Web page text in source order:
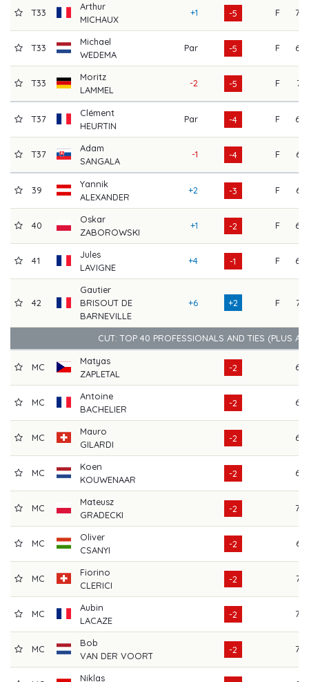
T33
Arthur
MICHAUX
+1 -5 F 70
T33
Michael
WEDEMA
Par -5 F 68
T33
Moritz
LAMMEL
-2 -5 F 71
T37
Clément
HEURTIN
Par -4 F 68
T37
Adam
SANGALA
-1 -4 F 66
39
Yannik
ALEXANDER
+2 -3 F 67
40
Oskar
ZABOROWSKI
+1 -2 F 69
41
Jules
LAVIGNE
+4 -1 F 69
42
Gautier
BRISOUT DE
BARNEVILLE
+6 +2 F 73
CUT: TOP 40 PROFESSIONALS AND TIES (PLUS
MC
Matyas
ZAPLETAL
-2 69
MC
Antoine
BACHELIER
-2 69
MC
Mauro
GILARDI
-2 68
MC
Koen
KOUWENAAR
-2 68
MC
Mateusz
GRADECKI
-2 70
MC
Oliver
CSANYI
-2 67
MC
Fiorino
CLERICI
-2 72
MC
Aubin
LACAZE
-2 70
MC
Bob
VAN DER VOORT
-2 70
Niklas